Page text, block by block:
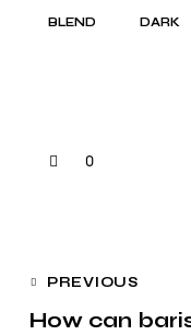
BLEND DARK
0
PREVIOUS
How can